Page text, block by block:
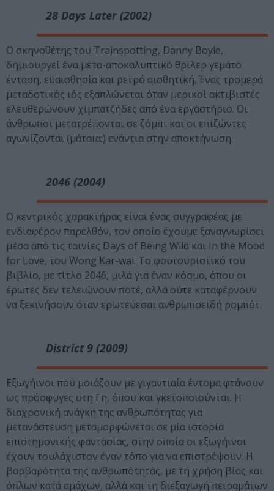
28 Days Later (2002)
Ο σκηνοθέτης του Trainspotting, Danny Boyle,
δημιουργεί ένα μετα-αποκαλυπτικό θρίλερ γεμάτο
ένταση, ευαισθησία και ρετρό αισθητική. Ένας τρομερά
μεταδοτικός ιός εξαπλώνεται όταν μερικοί ακτιβιστές
ελευθερώνουν χιμπατζήδες από ένα εργαστήριο. Οι
άνθρωποι μετατρέπονται σε ζόμπι και οι επιζώντες
αγωνίζονται (μάταια;) ενάντια στην αποκτήνωση.
2046 (2004)
Ο κεντρικός χαρακτήρας είναι ένας συγγραφέας με
ενδιαφέρον παρελθόν, τον οποίο έχουμε ξαναγνωρίσει
μέσα από τις ταινίες Days of Being Wild και In the Mood
for Love, του Wong Kar-wai. Το φουτουριστικό του
βιβλίο, με τίτλο 2046, μιλά για έναν κόσμο, όπου οι
έρωτες δεν τελειώνουν ποτέ, αλλά ούτε καταφέρνουν
να ξεκινήσουν όταν ερωτεύεσαι ανθρωποειδή ρομπότ.
District 9 (2009)
Εξωγήινοι που μοιάζουν με γιγαντιαία έντομα φτάνουν
ως πρόσφυγες στη Γη, όπου και γκετοποιούνται. Η
διαχρονική ανάγκη της ανθρωπότητας για
μετανάστευση μεταμορφώνεται σε μία ιστορία
επιστημονικής φαντασίας, στην οποία οι εξωγήινοι
έχουν τουλάχιστον έναν τόπο για να επιστρέψουν. Η
βαρβαρότητα της ανθρωπότητας, με τη χρήση βίας και
όπλων κατά αμάχων, αλλά και τη διεξαγωγή πειραμάτων